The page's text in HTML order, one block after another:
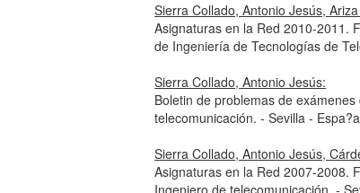
Sierra Collado, Antonio Jesús,
Asignaturas en la Red 2010-2011.
de Ingeniería de Tecnologías de
Sierra Collado, Antonio Jesús:
Boletin de problemas de
telecomunicación. - Sevilla -
Sierra Collado, Antonio Jesús,
Asignaturas en la Red 2007-2008.
Ingeniero de telecomunicación. -